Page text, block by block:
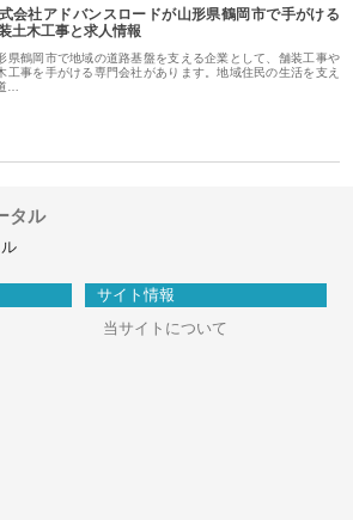
会社アドバンスロードが山形県鶴岡市で手がける
土木工事と求人情報
県鶴岡市で地域の道路基盤を支える企業として、舗装工事や
工事を手がける専門会社があります。地域住民の生活を支え
…
タル
サイト情報
当サイトについて